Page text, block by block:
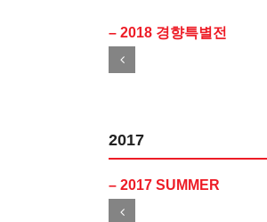
– 2018 경향특별전
2017
– 2017 SUMMER